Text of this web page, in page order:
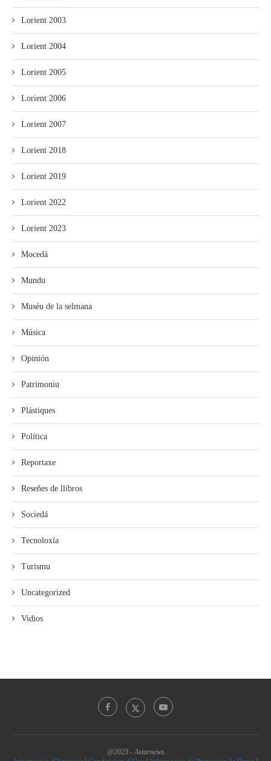
Lorient 2003
Lorient 2004
Lorient 2005
Lorient 2006
Lorient 2007
Lorient 2018
Lorient 2019
Lorient 2022
Lorient 2023
Mocedá
Mundu
Muséu de la selmana
Música
Opinión
Patrimoniu
Plástiques
Política
Reportaxe
Reseñes de llibros
Sociedá
Tecnoloxía
Turismu
Uncategorized
Vidios
@2023 - Asturnews